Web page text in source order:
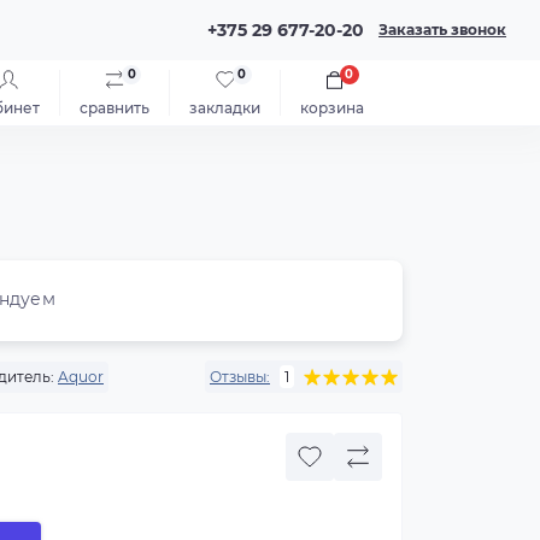
+375 29 677-20-20 Заказать звонок
сравнить
0
закладки
0
корзина
0
Aquor Отзывы: 1